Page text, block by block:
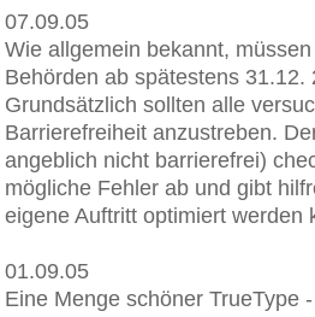
07.09.05
Wie allgemein bekannt,
Behörden ab spätestens 31.12.
Grundsätzlich sollten alle
Barrierefreiheit anzustreben.
angeblich nicht barrierefrei)
mögliche Fehler ab und gibt
eigene Auftritt optimiert werden
01.09.05
Eine Menge schöner TrueType